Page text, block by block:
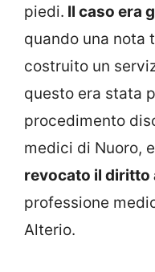
piedi. Il caso era
quando una nota
costruito un
questo era stata
procedimento
medici di Nuoro,
revocato il diritto
professione
Alterio.